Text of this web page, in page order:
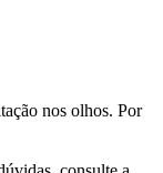
nos olhos. Por